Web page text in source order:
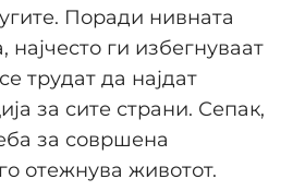
Поради нивната
ги избегнуваат
трудат да најдат
за сите страни. Сепак,
за совршена
отежнува животот.